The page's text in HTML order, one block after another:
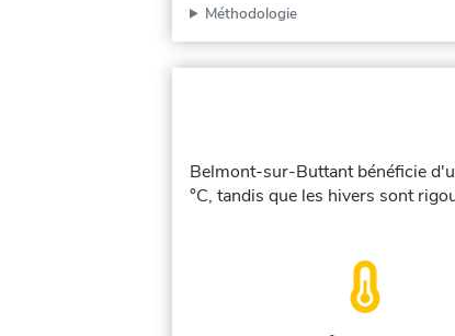
Méthodologie
Belmont-sur-Buttant bénéficie
°C, tandis que les hivers sont